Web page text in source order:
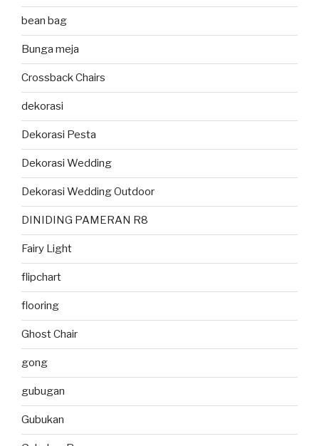
bean bag
Bunga meja
Crossback Chairs
dekorasi
Dekorasi Pesta
Dekorasi Wedding
Dekorasi Wedding Outdoor
DINIDING PAMERAN R8
Fairy Light
flipchart
flooring
Ghost Chair
gong
gubugan
Gubukan